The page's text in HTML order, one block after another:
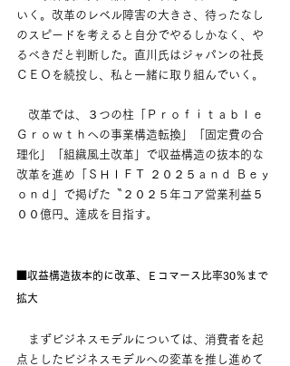
いく。改革のレベル障害の大きさ、待ったなし
のスピードを考えると自分でやるしかなく、や
るべきだと判断した。直川氏はジャパンの社長
ＣＥＯを続投し、私と一緒に取り組んでいく。
改革では、３つの柱「Ｐｒｏｆｉｔａｂｌｅ
Ｇｒｏｗｔｈへの事業構造転換」「固定費の合
理化」「組織風土改革」で収益構造の抜本的な
改革を進め「ＳＨＩＦＴ ２０２５ａｎｄ Ｂｅｙ
ｏｎｄ」で掲げた〝２０２５年コア営業利益５
００億円〟達成を目指す。
■収益構造抜本的に改革、Ｅコマース比率30％まで
拡大
まずビジネスモデルについては、消費者を起
点としたビジネスモデルへの変革を推し進めて